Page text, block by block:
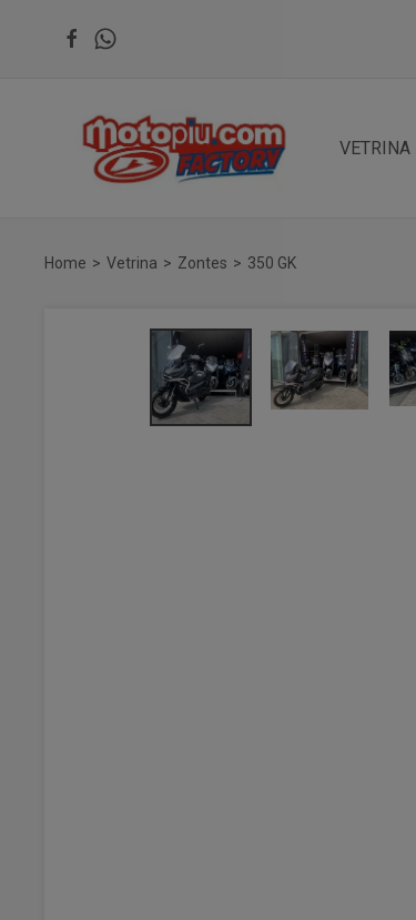
VETRINA
Home Vetrina Zontes 350 GK